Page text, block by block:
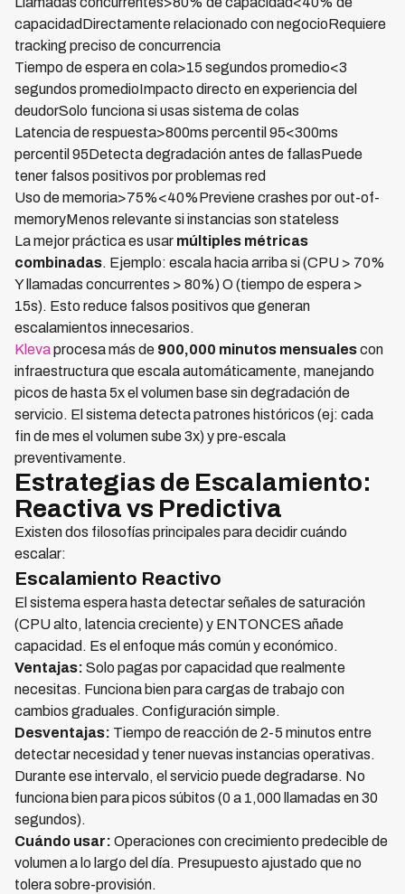
capacidadDirectamente relacionado con negocioRequiere
tracking preciso de concurrencia
Tiempo de espera en cola>15 segundos promedio<3
segundos promedioImpacto directo en experiencia del
deudorSolo funciona si usas sistema de colas
Latencia de respuesta>800ms percentil 95<300ms
percentil 95Detecta degradación antes de fallasPuede
tener falsos positivos por problemas red
Uso de memoria>75%<40%Previene crashes por out-of-
memoryMenos relevante si instancias son stateless
La mejor práctica es usar múltiples métricas
combinadas. Ejemplo: escala hacia arriba si (CPU > 70%
Y llamadas concurrentes > 80%) O (tiempo de espera >
15s). Esto reduce falsos positivos que generan
escalamientos innecesarios.
Klevaprocesa más de 900,000 minutos mensualescon
infraestructura que escala automáticamente, manejando
picos de hasta 5x el volumen base sin degradación de
servicio. El sistema detecta patrones históricos (ej: cada
fin de mes el volumen sube 3x) y pre-escala
preventivamente.
Estrategias de Escalamiento:
Reactiva vs Predictiva
Existen dos filosofías principales para decidir cuándo
escalar:
Escalamiento Reactivo
El sistema espera hasta detectar señales de saturación
(CPU alto, latencia creciente) y ENTONCES añade
capacidad. Es el enfoque más común y económico.
Ventajas: Solo pagas por capacidad que realmente
necesitas. Funciona bien para cargas de trabajo con
cambios graduales. Configuración simple.
Desventajas: Tiempo de reacción de 2-5 minutos entre
detectar necesidad y tener nuevas instancias operativas.
Durante ese intervalo, el servicio puede degradarse. No
funciona bien para picos súbitos (0 a 1,000 llamadas en 30
segundos).
Cuándo usar: Operaciones con crecimiento predecible de
volumen a lo largo del día. Presupuesto ajustado que no
tolera sobre-provisión.